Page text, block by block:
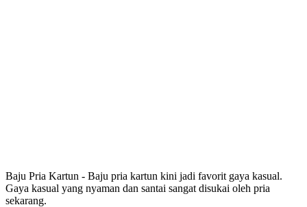
Baju Pria Kartun - Baju pria kartun kini jadi favorit gaya kasual.
Gaya kasual yang nyaman dan santai sangat disukai oleh pria
sekarang.